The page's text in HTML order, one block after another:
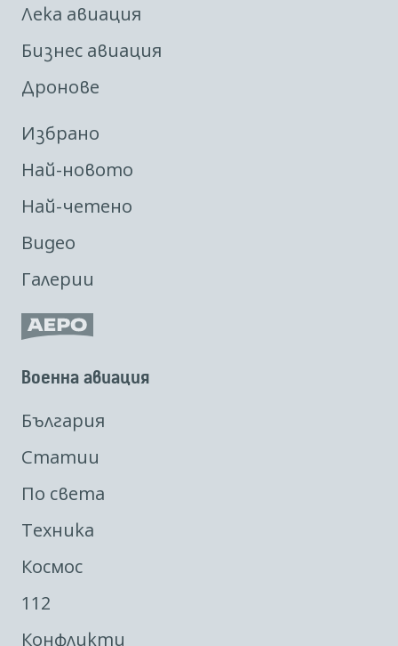
Лека авиация
Бизнес авиация
Дронове
Избрано
Най-новото
Най-четено
Видео
Галерии
Военна авиация
България
Статии
По света
Техника
Космос
112
Конфликти